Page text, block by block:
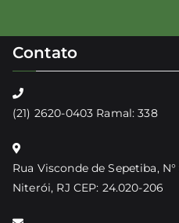
Contato
(21) 2620-0403 Ramal: 338
Rua Visconde de Sepetiba,
Niterói, RJ CEP: 24.020-206